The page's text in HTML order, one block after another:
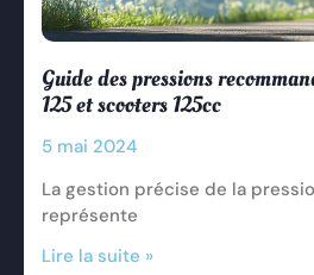
Guide des pressions
125 et scooters 125cc
5 mai 2024
La gestion précise de la
représente
Lire la suite »